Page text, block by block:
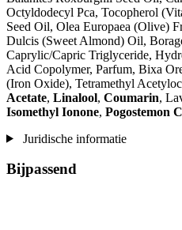
Octyldodecyl Pca, Tocopherol
Seed Oil, Olea Europaea (Olive)
Dulcis (Sweet Almond) Oil,
Caprylic/Capric Triglyceride,
Acid Copolymer, Parfum, Bixa
(Iron Oxide), Tetramethyl
Acetate, Linalool, Coumarin,
Isomethyl Ionone, Pogostemon
Juridische informatie
Bijpassend